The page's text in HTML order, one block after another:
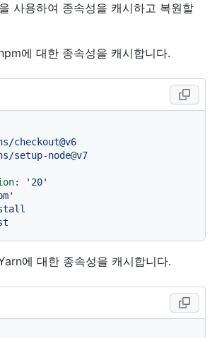
을 사용하여 종속성을 캐시하고 복원할
에 대한 종속성을 캐시합니다.
checkout@v6
setup-node@v7
'20'
에 대한 종속성을 캐시합니다.